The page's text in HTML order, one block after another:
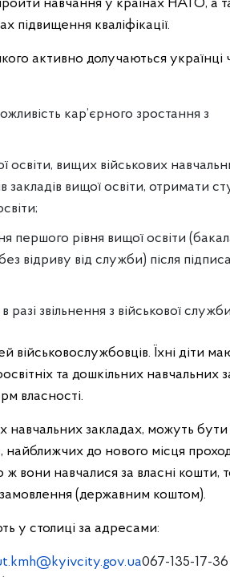
навчання у країнах НАТО, а
підвищення кваліфікації.
активно долучаються українці
кар’єрного зростання з
освіти, вищих військових
закладів вищої освіти, отримати
першого рівня вищої освіти
відриву від служби) після
звільнення з військової
військовослужбовців. Їхні діти
та дошкільних навчальних
власності.
навчальних закладах, можуть бути
найближчих до нового місця
вони навчалися за власні кошти,
(державним коштом).
у столиці за адресами:
067-135-17-